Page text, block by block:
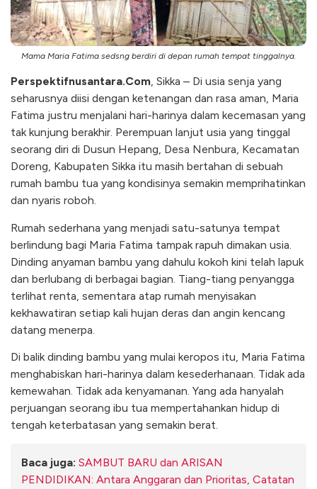
Mama Maria Fatima sedsng berdiri di depan rumah tempat tinggalnya.
Perspektifnusantara.Com, Sikka – Di usia senja yang
seharusnya diisi dengan ketenangan dan rasa aman, Maria
Fatima justru menjalani hari-harinya dalam kecemasan yang
tak kunjung berakhir. Perempuan lanjut usia yang tinggal
seorang diri di Dusun Hepang, Desa Nenbura, Kecamatan
Doreng, Kabupaten Sikka itu masih bertahan di sebuah
rumah bambu tua yang kondisinya semakin memprihatinkan
dan nyaris roboh.
Rumah sederhana yang menjadi satu-satunya tempat
berlindung bagi Maria Fatima tampak rapuh dimakan usia.
Dinding anyaman bambu yang dahulu kokoh kini telah lapuk
dan berlubang di berbagai bagian. Tiang-tiang penyangga
terlihat renta, sementara atap rumah menyisakan
kekhawatiran setiap kali hujan deras dan angin kencang
datang menerpa.
Di balik dinding bambu yang mulai keropos itu, Maria Fatima
menghabiskan hari-harinya dalam kesederhanaan. Tidak ada
kemewahan. Tidak ada kenyamanan. Yang ada hanyalah
perjuangan seorang ibu tua mempertahankan hidup di
tengah keterbatasan yang semakin berat.
Baca juga: SAMBUT BARU dan ARISAN
PENDIDIKAN: Antara Anggaran dan Prioritas, Catatan